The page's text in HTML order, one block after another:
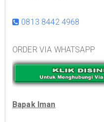
0813 8442 4968
ORDER VIA WHATSAPP
Bapak Iman